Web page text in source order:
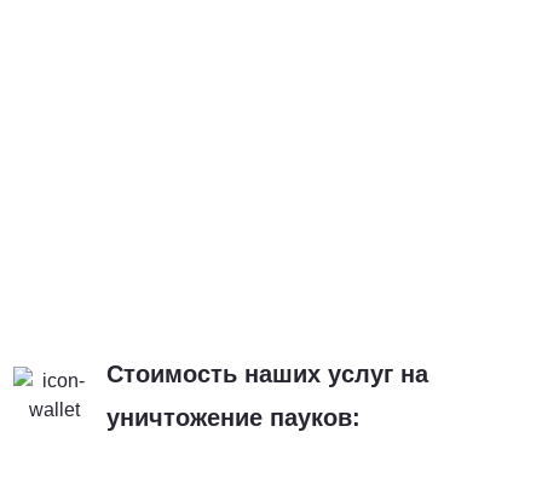
Стоимость наших услуг на
уничтожение пауков: